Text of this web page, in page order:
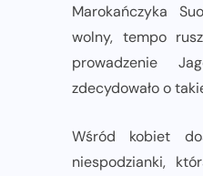
Marokańczyka
wolny, tempo
prowadzenie
zdecydowało o
Wśród kobiet
niespodzianki,